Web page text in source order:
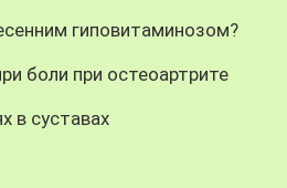
гиповитаминозом?
боли при остеоартрите
в суставах